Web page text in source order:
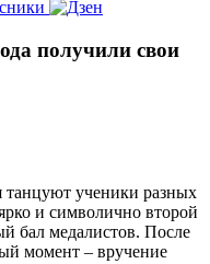
получили свои
танцуют ученики разных
и символично второй
бал медалистов. После
момент – вручение